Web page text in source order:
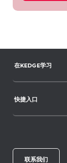
在KEDGE学习
快捷入口
联系我们